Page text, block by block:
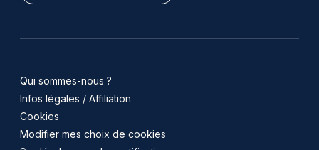
Qui sommes-nous ?
Infos légales / Affiliation
Cookies
Modifier mes choix de cookies